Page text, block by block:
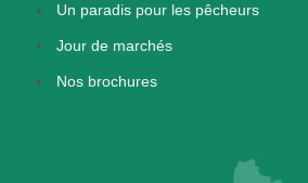
Un paradis pour les pêcheurs
Jour de marchés
Nos brochures